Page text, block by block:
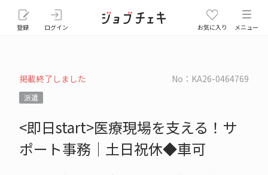
登録 ログイン お気に入り メニュー
掲載終了しました No：KA26-0464769
派遣
<即日start>医療現場を支える！サ
ポート事務│土日祝休◆車可